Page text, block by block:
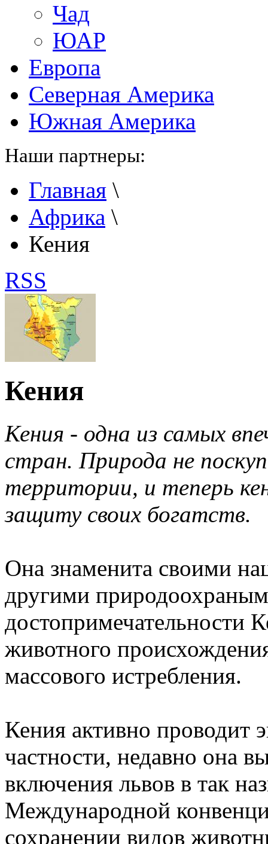
Чад
ЮАР
Европа
Северная Америка
Южная Америка
Наши партнеры:
Главная \
Африка \
Кения
RSS
Кения
Кения - одна из самых
стран. Природа не
территории, и теперь
защиту своих богатств.
Она знаменита своими
другими
достопримечательности
животного
массового истребления.
Кения активно проводит
частности, недавно она
включения львов в так
Международной
сохранении видов